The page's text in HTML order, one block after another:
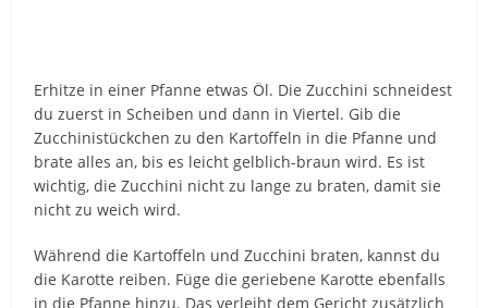
Erhitze in einer Pfanne etwas Öl. Die Zucchini schneidest
du zuerst in Scheiben und dann in Viertel. Gib die
Zucchinistückchen zu den Kartoffeln in die Pfanne und
brate alles an, bis es leicht gelblich-braun wird. Es ist
wichtig, die Zucchini nicht zu lange zu braten, damit sie
nicht zu weich wird.
Während die Kartoffeln und Zucchini braten, kannst du
die Karotte reiben. Füge die geriebene Karotte ebenfalls
in die Pfanne hinzu. Das verleiht dem Gericht zusätzlich